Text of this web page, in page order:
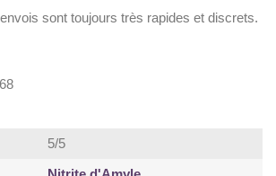
sont toujours très rapides et discrets.
5/5